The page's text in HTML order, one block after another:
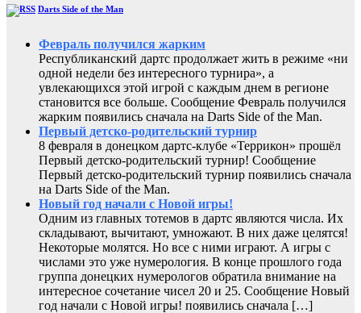
Darts Side of the Man
Февраль получился жарким
Республиканский дартс продолжает жить в режиме «ни
одной недели без интересного турнира», а
увлекающихся этой игрой с каждым днем в регионе
становится все больше. Сообщение Февраль получился
жарким появились сначала на Darts Side of the Man.
Первый детско-родительский турнир
8 февраля в донецком дартс-клубе «Террикон» прошёл
Первый детско-родительский турнир! Сообщение
Первый детско-родительский турнир появились сначала
на Darts Side of the Man.
Новый год начали с Новой игры!
Одним из главных тотемов в дартс являются числа. Их
складывают, вычитают, умножают. В них даже целятся!
Некоторые молятся. Но все с ними играют. А игры с
числами это уже нумерология. В конце прошлого года
группа донецких нумерологов обратила внимание на
интересное сочетание чисел 20 и 25. Сообщение Новый
год начали с Новой игры! появились сначала […]